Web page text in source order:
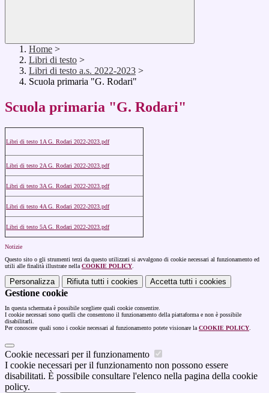
Home >
Libri di testo >
Libri di testo a.s. 2022-2023 >
Scuola primaria "G. Rodari"
Scuola primaria "G. Rodari"
Libri di testo 1A G. Rodari 2022-2023.pdf
Libri di testo 2A G. Rodari 2022-2023.pdf
Libri di testo 3A G. Rodari 2022-2023.pdf
Libri di testo 4A G. Rodari 2022-2023.pdf
Libri di testo 5A G. Rodari 2022-2023.pdf
Notizie
Questo sito o gli strumenti terzi da questo utilizzati si avvalgono di cookie necessari al funzionamento ed
utili alle finalità illustrate nella COOKIE POLICY
Personalizza Rifiuta tutti i cookies Accetta tutti i cookies
Gestione cookie
In questa schermata è possibile scegliere quali cookie consentire.
I cookie necessari sono quelli che consentono il funzionamento della piattaforma e non è possibile
disabilitarli.
Per conoscere quali sono i cookie necessari al funzionamento potete visionare la COOKIE POLICY
Cookie necessari per il funzionamento
I cookie necessari per il funzionamento non possono essere
disabilitati. È possibile consultare l'elenco nella pagina della cookie
policy.